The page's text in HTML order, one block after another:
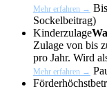
Mehr erfahren →
Sockelbeitrag)
Kinderzulage
Zulage von bis
pro Jahr. Wird
Mehr erfahren →